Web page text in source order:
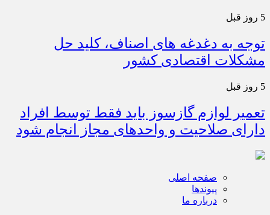
5 روز قبل
توجه به دغدغه های اصناف، کلید حل
مشکلات اقتصادی کشور
5 روز قبل
تعمیر لوازم گازسوز باید فقط توسط افراد
دارای صلاحیت و واحدهای مجاز انجام شود
صفحه اصلی
پیوندها
درباره ما